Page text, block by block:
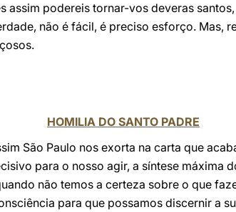
assim podereis tornar-vos deveras
não é fácil, é preciso esforço. Mas,
HOMILIA DO SANTO PADRE
São Paulo nos exorta na carta que
para o nosso agir, a síntese máxima
não temos a certeza sobre o que
para que possamos discernir a